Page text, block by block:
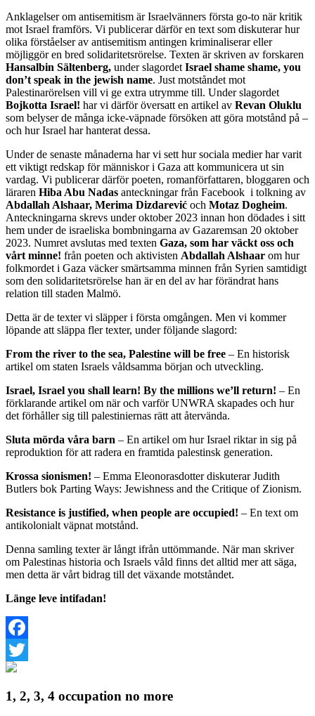
Anklagelser om antisemitism är Israelvänners första go-to när kritik
mot Israel framförs. Vi publicerar därför en text som diskuterar hur
olika förståelser av antisemitism antingen kriminaliserar eller
möjliggör en bred solidaritetsrörelse. Texten är skriven av forskaren
Hansalbin Sältenberg, under slagordet Israel shame shame, you
don’t speak in the jewish name. Just motståndet mot
Palestinarörelsen vill vi ge extra utrymme till. Under slagordet
Bojkotta Israel! har vi därför översatt en artikel av Revan Oluklu
som belyser de många icke-väpnade försöken att göra motstånd på –
och hur Israel har hanterat dessa.
Under de senaste månaderna har vi sett hur sociala medier har varit
ett viktigt redskap för människor i Gaza att kommunicera ut sin
vardag. Vi publicerar därför poeten, romanförfattaren, bloggaren och
läraren Hiba Abu Nadas anteckningar från Facebook i tolkning av
Abdallah Alshaar, Merima Dizdarević och Motaz Dogheim.
Anteckningarna skrevs under oktober 2023 innan hon dödades i sitt
hem under de israeliska bombningarna av Gazaremsan 20 oktober
2023. Numret avslutas med texten Gaza, som har väckt oss och
vårt minne! från poeten och aktivisten Abdallah Alshaar om hur
folkmordet i Gaza väcker smärtsamma minnen från Syrien samtidigt
som den solidaritetsrörelse han är en del av har förändrat hans
relation till staden Malmö.
Detta är de texter vi släpper i första omgången. Men vi kommer
löpande att släppa fler texter, under följande slagord:
From the river to the sea, Palestine will be free – En historisk
artikel om staten Israels våldsamma början och utveckling.
Israel, Israel you shall learn! By the millions we’ll return! – En
förklarande artikel om när och varför UNWRA skapades och hur
det förhåller sig till palestiniernas rätt att återvända.
Sluta mörda våra barn – En artikel om hur Israel riktar in sig på
reproduktion för att radera en framtida palestinsk generation.
Krossa sionismen! – Emma Eleonorasdotter diskuterar Judith
Butlers bok Parting Ways: Jewishness and the Critique of Zionism.
Resistance is justified, when people are occupied! – En text om
antikolonialt väpnat motstånd.
Denna samling texter är långt ifrån uttömmande. När man skriver
om Palestinas historia och Israels våld finns det alltid mer att säga,
men detta är vårt bidrag till det växande motståndet.
Länge leve intifadan!
Facebook
Twitter
1, 2, 3, 4 occupation no more